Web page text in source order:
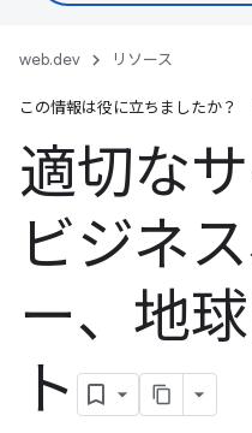
web.dev リソース
この情報は役に立ちましたか？
適切な
ビジネ
ー、地
ト